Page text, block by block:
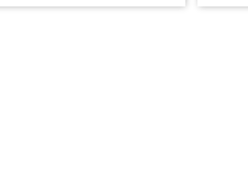
行、長時間の運転などで、肩こ
によ